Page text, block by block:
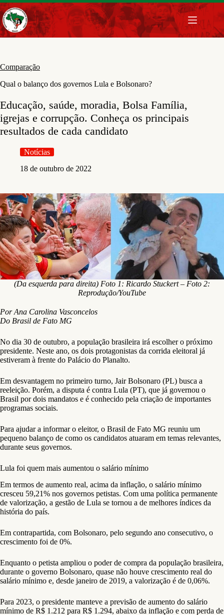
Pular
para
o
conteúdo
Comparação
Qual o balanço dos governos Lula e Bolsonaro?
Educação, saúde, moradia, Bolsa Família,
igrejas e corrupção. Conheça os principais
resultados de cada candidato
Notícias
18 de outubro de 2022
(Da esquerda para direita) Foto 1: Ricardo Stuckert – Foto 2:
Reprodução/YouTube
Por Ana Carolina Vasconcelos
Do Brasil de Fato MG
No dia 30 de outubro, a população brasileira irá escolher o próximo
presidente. Neste ano, os dois protagonistas da corrida eleitoral já
estiveram à frente do Palácio do Planalto.
Em desvantagem no primeiro turno, Jair Bolsonaro (PL) busca a
reeleição. Porém, a disputa é contra Lula (PT), que já governou o
Brasil por dois mandatos e é conhecido pela criação de importantes
programas sociais.
Para ajudar a informar o eleitor, o Brasil de Fato MG reuniu um
pequeno balanço de como os candidatos atuaram em temas relevantes,
durante seus governos.
Lula foi quem mais aumentou o salário mínimo
Em termos de aumento real, acima da inflação, o salário mínimo
cresceu 59,21% nos governos petistas. Com uma política permanente
de valorização, a gestão de Lula se tornou a de melhores índices da
história do país.
Em contrapartida, com Bolsonaro, pelo segundo ano consecutivo, o
crescimento foi de 0%.
Enquanto o petista ampliou o poder de compra da população brasileira,
durante o governo Bolsonaro, quase não houve crescimento real do
salário mínimo e, desde janeiro de 2019, a valorização é de 0,06%.
Para 2023, o presidente manteve a previsão de aumento do salário
mínimo de R$ 1.212 para R$ 1.294, abaixo da inflação e com perda de